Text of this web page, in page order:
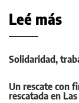
Leé más
Solidaridad,
Un rescate con
rescatada en